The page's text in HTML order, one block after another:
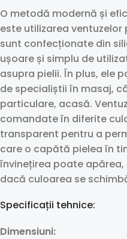
O metodă modernă și
este utilizarea
sunt confecționate din
ușoare și simplu de
asupra pielii. În plus, ele
de specialiștii în masaj,
particulare, acasă.
comandate în diferite
transparent pentru a
care o capătă pielea în
învinețirea poate
dacă culoarea se
Specificații tehnice:
Dimensiuni: